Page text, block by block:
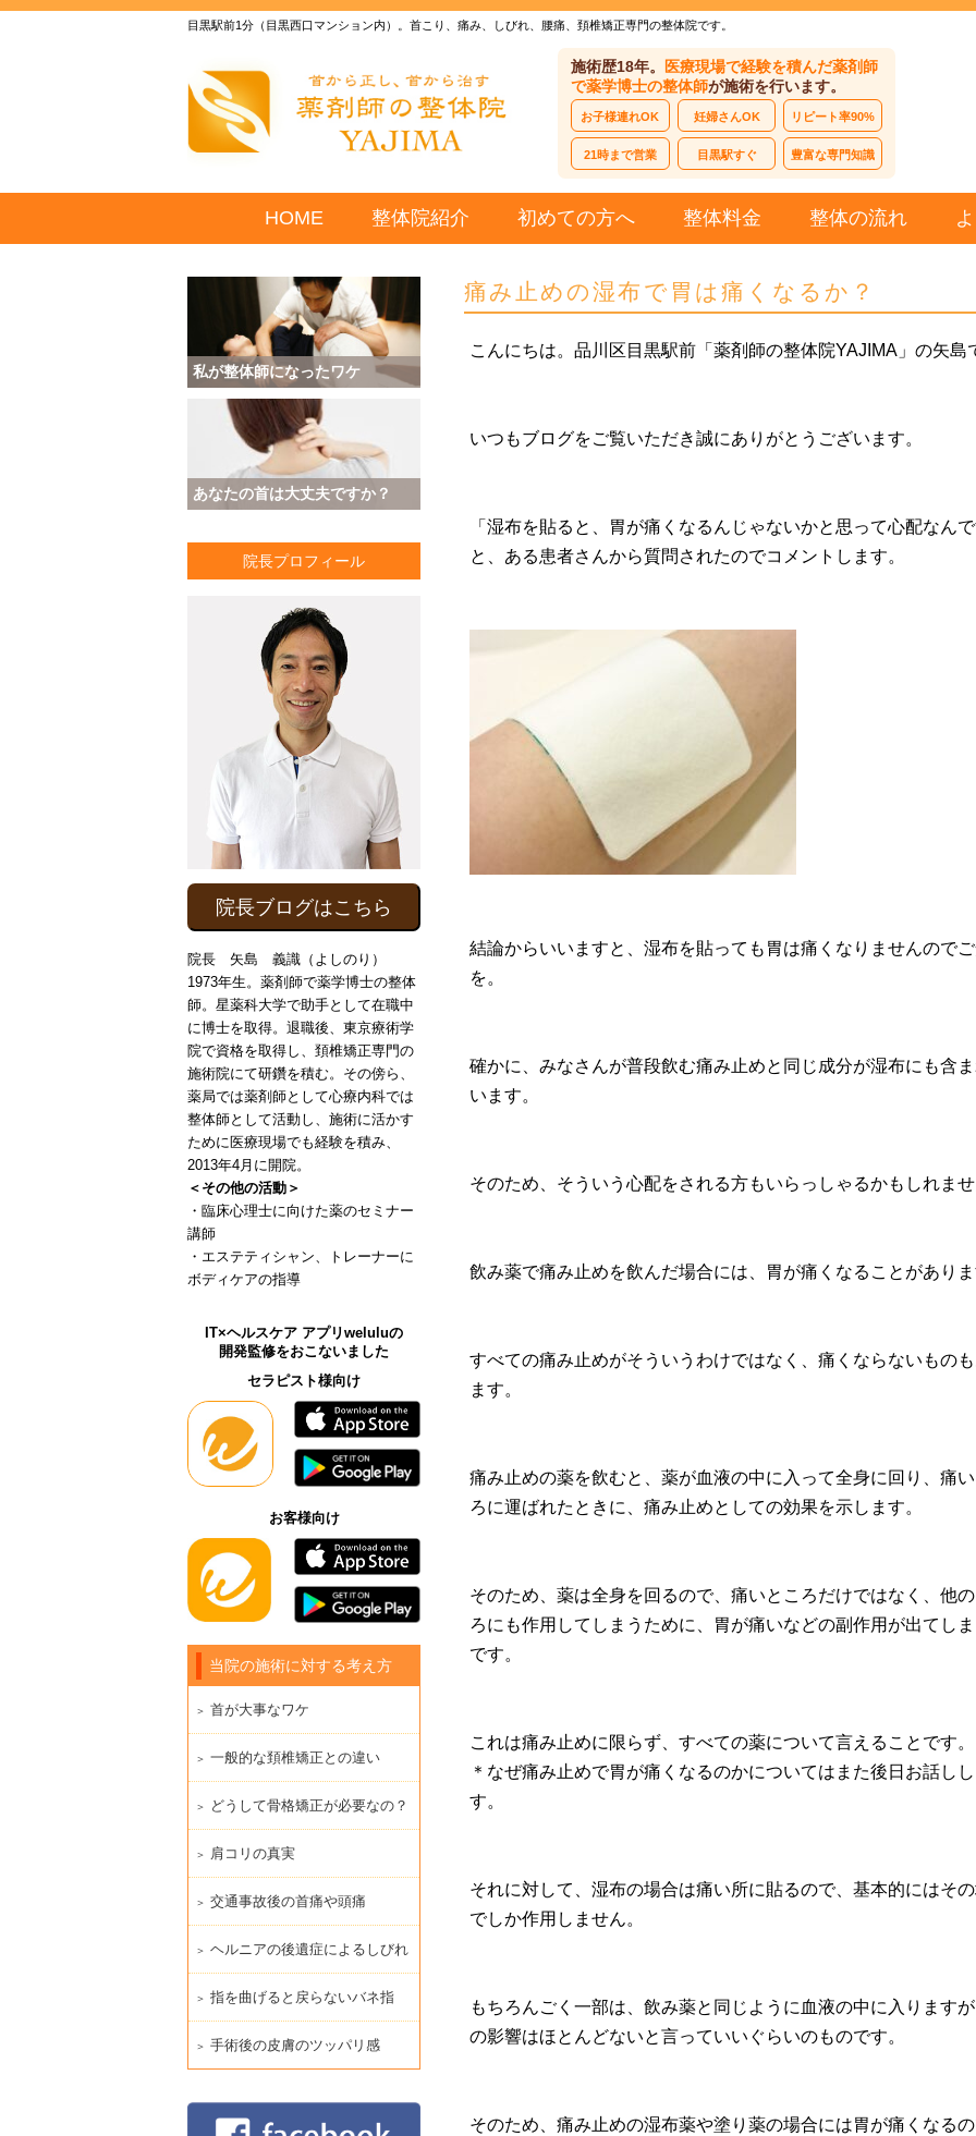
目黒駅前1分（目黒西口マンション内）。首こり、痛み、しびれ、腰痛、頚椎矯正専門の整体院です。
施術歴18年。
医療現場で経験を積んだ薬剤師
で薬学博士の整体師が施術を行います。
お子様連れOK 妊婦さんOK リピート率90%
21時まで営業 目黒駅すぐ 豊富な専門知識
HOME 整体院紹介 初めての方へ 整体料金 整体の流れ
痛み止めの湿布で胃は痛くなるか？
こんにちは。品川区目黒駅前「薬剤師の整体院YAJIMA」の矢島
いつもブログをご覧いただき誠にありがとうございます。
「湿布を貼ると、胃が痛くなるんじゃないかと思って心配なん
と、ある患者さんから質問されたのでコメントします。
結論からいいますと、湿布を貼っても胃は痛くなりませんので
を。
確かに、みなさんが普段飲む痛み止めと同じ成分が湿布にも含
います。
そのため、そういう心配をされる方もいらっしゃるかもしれま
飲み薬で痛み止めを飲んだ場合には、胃が痛くなることがあり
すべての痛み止めがそういうわけではなく、痛くならないもの
ます。
痛み止めの薬を飲むと、薬が血液の中に入って全身に回り、痛
ろに運ばれたときに、痛み止めとしての効果を示します。
そのため、薬は全身を回るので、痛いところだけではなく、他
ろにも作用してしまうために、胃が痛いなどの副作用が出てし
です。
これは痛み止めに限らず、すべての薬について言えることです。
＊なぜ痛み止めで胃が痛くなるのかについてはまた後日お話し
す。
それに対して、湿布の場合は痛い所に貼るので、基本的にはそ
でしか作用しません。
もちろんごく一部は、飲み薬と同じように血液の中に入ります
の影響はほとんどないと言っていいぐらいのものです。
そのため、痛み止めの湿布薬や塗り薬の場合には胃が痛くなる
私が整体師になったワケ
あなたの首は大丈夫ですか？
院長プロフィール
院長ブログはこちら
院長 矢島 義識（よしのり）
1973年生。薬剤師で薬学博士の整体
師。星薬科大学で助手として在職中
に博士を取得。退職後、東京療術学
院で資格を取得し、頚椎矯正専門の
施術院にて研鑽を積む。その傍ら、
薬局では薬剤師として心療内科では
整体師として活動し、施術に活かす
ために医療現場でも経験を積み、
2013年4月に開院。
＜その他の活動＞
・臨床心理士に向けた薬のセミナー
講師
・エステティシャン、トレーナーに
ボディケアの指導
IT×ヘルスケア アプリweluluの
開発監修をおこないました
セラピスト様向け
お客様向け
当院の施術に対する考え方
首が大事なワケ
一般的な頚椎矯正との違い
どうして骨格矯正が必要なの？
肩コリの真実
交通事故後の首痛や頭痛
ヘルニアの後遺症によるしびれ
指を曲げると戻らないバネ指
手術後の皮膚のツッパリ感